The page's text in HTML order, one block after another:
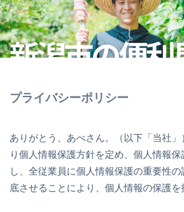
プライバシーポリシー
ありがとう、あべさん。（以下「当社
り個人情報保護方針を定め、個人情報
し、全従業員に個人情報保護の重要性
底させることにより、個人情報の保護を